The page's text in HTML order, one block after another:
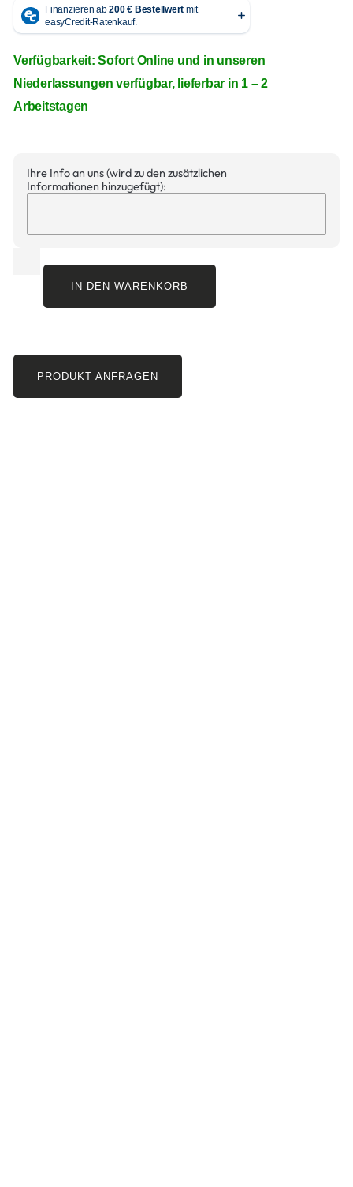
Verfügbarkeit: Sofort Online und in unseren
Niederlassungen verfügbar, lieferbar in 1 – 2
Arbeitstagen
Ihre Info an uns (wird zu den zusätzlichen
Informationen hinzugefügt):
IN DEN WARENKORB
PRODUKT ANFRAGEN